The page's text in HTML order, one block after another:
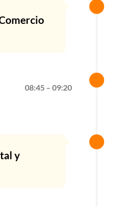
08:45 – 09:20
y